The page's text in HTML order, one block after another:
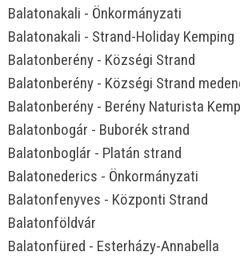
Balatonakali - Önkormányzati
Balatonakali - Strand-Holiday Kemping
Balatonberény - Községi Strand
Balatonberény - Községi Strand
Balatonberény - Berény Naturista
Balatonbogár - Buborék strand
Balatonboglár - Platán strand
Balatonederics - Önkormányzati
Balatonfenyves - Központi Strand
Balatonföldvár
Balatonfüred - Esterházy-Annabella